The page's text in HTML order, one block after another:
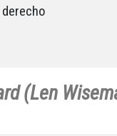
derecho
(Len